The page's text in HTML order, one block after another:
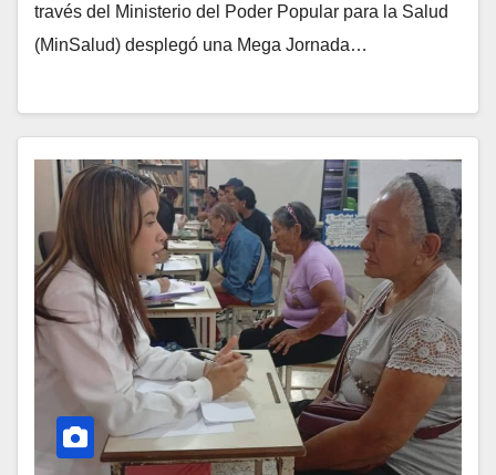
través del Ministerio del Poder Popular para la Salud
(MinSalud) desplegó una Mega Jornada…